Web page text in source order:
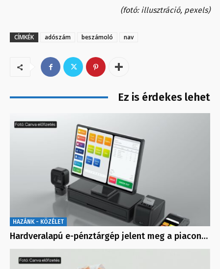
(fotó: illusztráció, pexels)
CÍMKÉK adószám beszámoló nav
Ez is érdekes lehet
HAZÁNK - KÖZÉLET
Hardveralapú e-pénztárgép jelent meg a piacon…